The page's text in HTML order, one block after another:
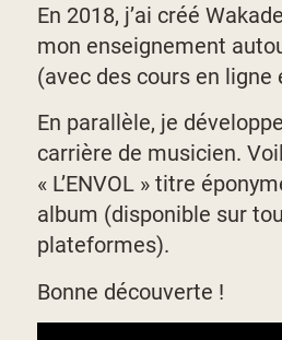
En 2018, j’ai créé
mon enseignement
(avec des cours en ligne
En parallèle, je
carrière de musicien.
« L’ENVOL » titre
album (disponible sur
plateformes).
Bonne découverte !